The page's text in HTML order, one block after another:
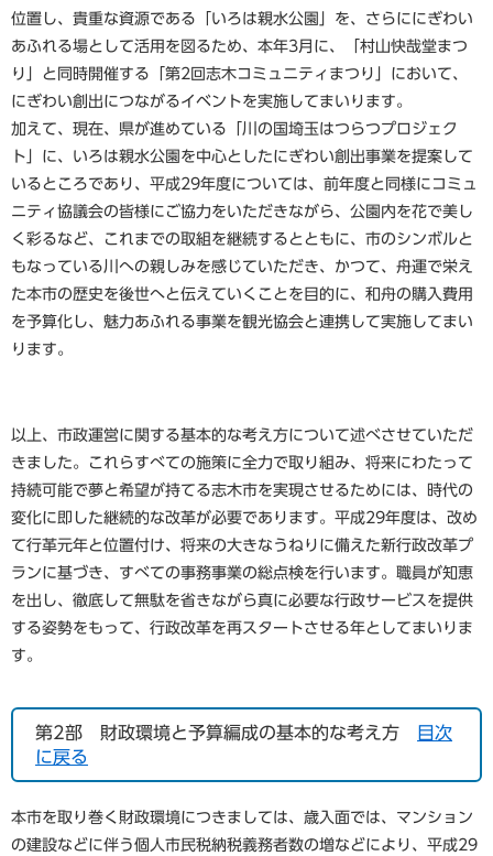
位置し、貴重な資源である「いろは親水公園」を、さらににぎわい
あふれる場として活用を図るため、本年3月に、「村山快哉堂まつ
り」と同時開催する「第2回志木コミュニティまつり」において、
にぎわい創出につながるイベントを実施してまいります。
加えて、現在、県が進めている「川の国埼玉はつらつプロジェク
ト」に、いろは親水公園を中心としたにぎわい創出事業を提案して
いるところであり、平成29年度については、前年度と同様にコミュ
ニティ協議会の皆様にご協力をいただきながら、公園内を花で美し
く彩るなど、これまでの取組を継続するとともに、市のシンボルと
もなっている川への親しみを感じていただき、かつて、舟運で栄え
た本市の歴史を後世へと伝えていくことを目的に、和舟の購入費用
を予算化し、魅力あふれる事業を観光協会と連携して実施してまい
ります。
以上、市政運営に関する基本的な考え方について述べさせていただ
きました。これらすべての施策に全力で取り組み、将来にわたって
持続可能で夢と希望が持てる志木市を実現させるためには、時代の
変化に即した継続的な改革が必要であります。平成29年度は、改め
て行革元年と位置付け、将来の大きなうねりに備えた新行政改革プ
ランに基づき、すべての事務事業の総点検を行います。職員が知恵
を出し、徹底して無駄を省きながら真に必要な行政サービスを提供
する姿勢をもって、行政改革を再スタートさせる年としてまいりま
す。
第2部 財政環境と予算編成の基本的な考え方
目次
に戻る
本市を取り巻く財政環境につきましては、歳入面では、マンション
の建設などに伴う個人市民税納税義務者数の増などにより、平成29